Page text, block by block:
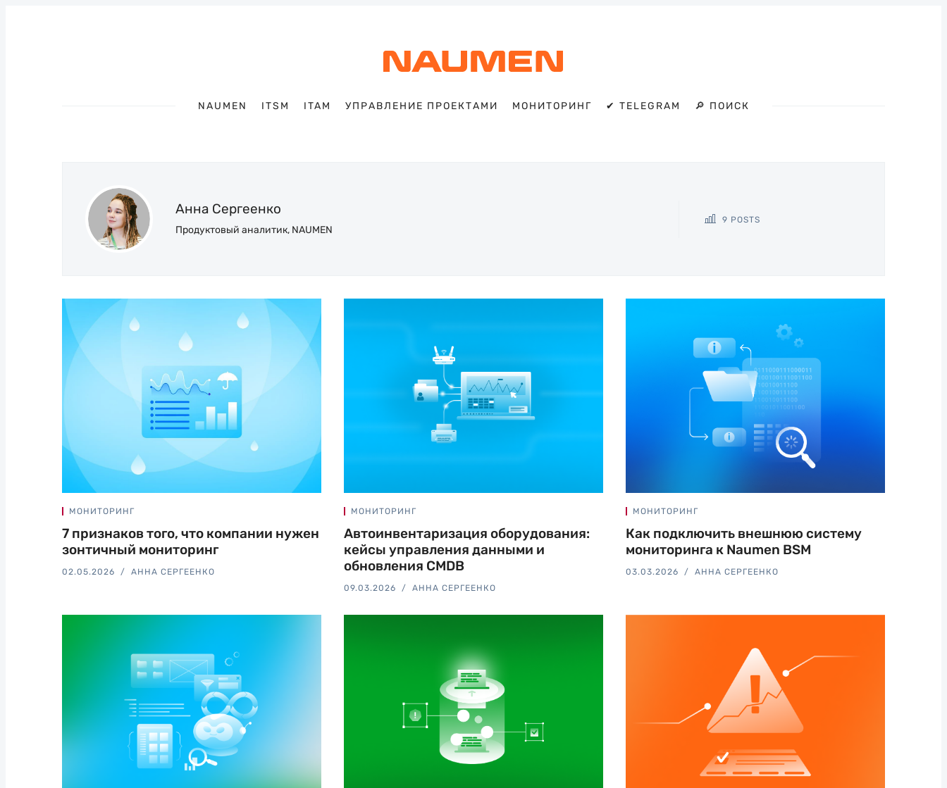
NAUMEN ITSM ITAM УПРАВЛЕНИЕ ПРОЕКТАМИ МОНИТОРИНГ ✔ TELEGRAM 🔎 ПОИСК
Искать
Анна Сергеенко
Продуктовый аналитик, NAUMEN
9 POSTS
МОНИТОРИНГ
7 признаков того, что компании нужен
зонтичный мониторинг
02.05.2026 АННА СЕРГЕЕНКО
МОНИТОРИНГ
Автоинвентаризация оборудования:
кейсы управления данными и
обновления CMDB
09.03.2026 АННА СЕРГЕЕНКО
МОНИТОРИНГ
Как подключить внешнюю систему
мониторинга к Naumen BSM
03.03.2026 АННА СЕРГЕЕНКО